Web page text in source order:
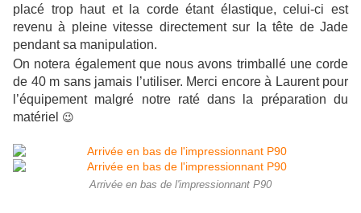
placé trop haut et la corde étant élastique, celui-ci est
revenu à pleine vitesse directement sur la tête de Jade
pendant sa manipulation.
On notera également que nous avons trimballé une corde
de 40 m sans jamais l’utiliser. Merci encore à Laurent pour
l’équipement malgré notre raté dans la préparation du
matériel 😉
Arrivée en bas de l'impressionnant P90